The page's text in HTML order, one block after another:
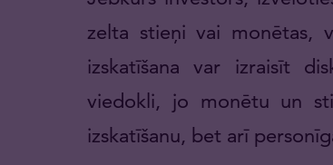
zelta stieņi vai monētas,
izskatīšana var izraisīt
viedokli, jo monētu un
izskatīšanu, bet arī